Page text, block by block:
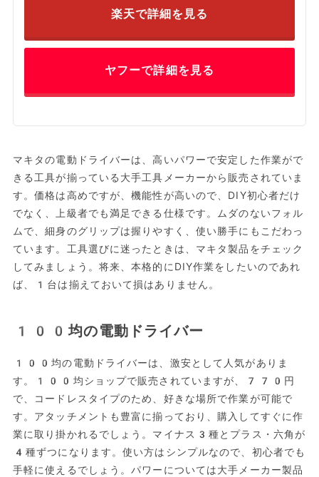
楽天で詳細を見る
ヤフーで詳細を見る
マキタの電動ドライバーは、高いパワーで安定した作業がで
きる工具が揃っている大手工具メーカーから販売されていま
す。価格は高めですが、機能性が高いので、DIY初心者だけ
でなく、上級者でも満足できる仕様です。ムダのないフォル
ムで、細身のグリップは握りやすく、使い勝手にもこだわっ
ています。工具選びに迷ったときは、マキタ製品をチェック
してみましょう。将来、本格的にDIY作業をしたいのであれ
ば、1台は揃えておいて損はありません。
100均の電動ドライバー
100均の電動ドライバーは、激安として人気がありま
す。100均ショップで販売されていますが、770円
で、コードレスタイプのため、好きな場所で作業が可能で
す。アタッチメントも豊富に揃っており、購入してすぐに作
業に取り掛かれるでしょう。マイナス3種とプラス・六角が
4種ずつになります。使い方はシンプルなので、初心者でも
手軽に使えるでしょう。パワーについては大手メーカー製品